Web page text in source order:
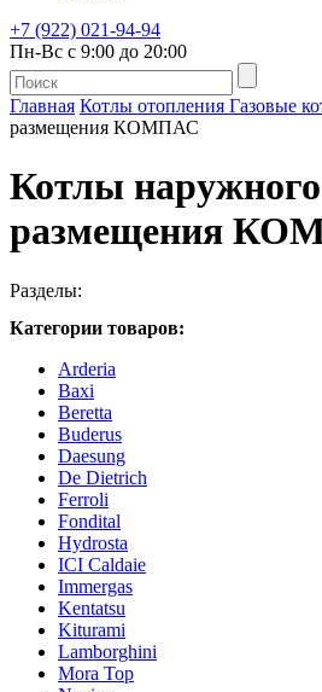
+7 (922) 021-94-94
Пн-Вс с 9:00 до 20:00
Главная Котлы отопления Газовые
размещения КОМПАС
Котлы наружного
размещения
Разделы:
Категории товаров:
Arderia
Baxi
Beretta
Buderus
Daesung
De Dietrich
Ferroli
Fondital
Hydrosta
ICI Caldaie
Immergas
Kentatsu
Kiturami
Lamborghini
Mora Top